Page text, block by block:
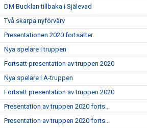
DM Bucklan tillbaka i Själevad
Två skarpa nyförvärv
Presentationen 2020 fortsätter
Nya spelare i truppen
Fortsatt presentation av truppen 2020
Nya spelare i A-truppen
Fortsatt presentation av truppen 2020
Presentation av truppen 2020 forts...
Presentation av truppen 2020 forts...